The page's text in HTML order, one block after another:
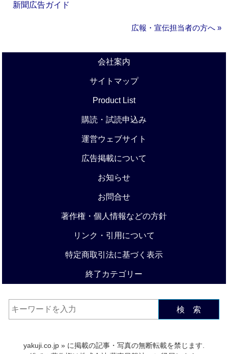
新聞広告ガイド
広報・宣伝担当者の方へ »
会社案内
サイトマップ
Product List
購読・試読申込み
運営ウェブサイト
広告掲載について
お知らせ
お問合せ
著作権・個人情報などの方針
リンク・引用について
特定商取引法に基づく表示
終了カテゴリー
検 索
yakuji.co.jp » に掲載の記事・写真の無断転載を禁じます.